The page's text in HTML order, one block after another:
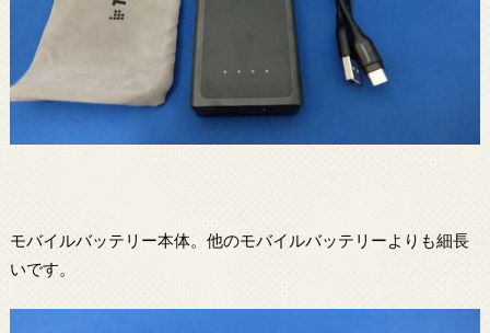
モバイルバッテリー本体。他のモバイルバッテリーよりも細長
いです。